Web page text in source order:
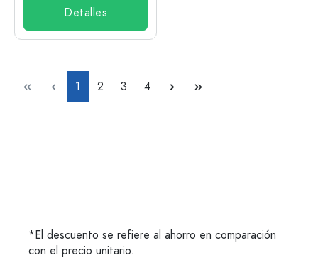
Detalles
Página
1 Página
2 Página
3 Página
4
*El descuento se refiere al ahorro en comparación
con el precio unitario.